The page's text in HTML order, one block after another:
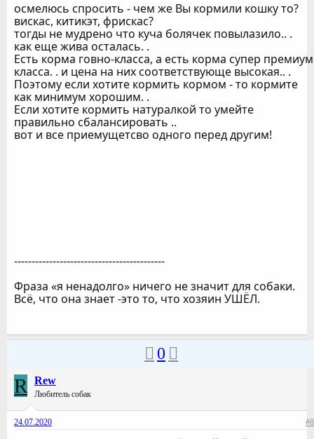
осмелюсь спросить - чем же Вы кормили кошку то?
вискас, китикэт, фрискас?
тогды не мудрено что куча болячек повылазило.. .
как еще жива осталась. .
Есть корма говно-класса, а есть корма супер премиум
класса. . и цена на них соответствующе высокая.. .
Поэтому если хотите кормить кормом - то кормите
как минимум хорошим. .
Если хотите кормить натуралкой то умейте
правильно сбалансировать ..
вот и все приемущетсво одного перед другим!
-------------------------------------------
Фраза «я ненадолго» ничего не значит для собаки.
Всё, что она знает -это то, что хозяин УШЁЛ.
0
R Rew
Любитель собак
24.07.2020 #8